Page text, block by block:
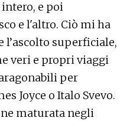
e poi
e l'altro. Ciò mi ha
l’ascolto superficiale,
veri e propri viaggi
per
Joyce o Italo Svevo.
maturata negli